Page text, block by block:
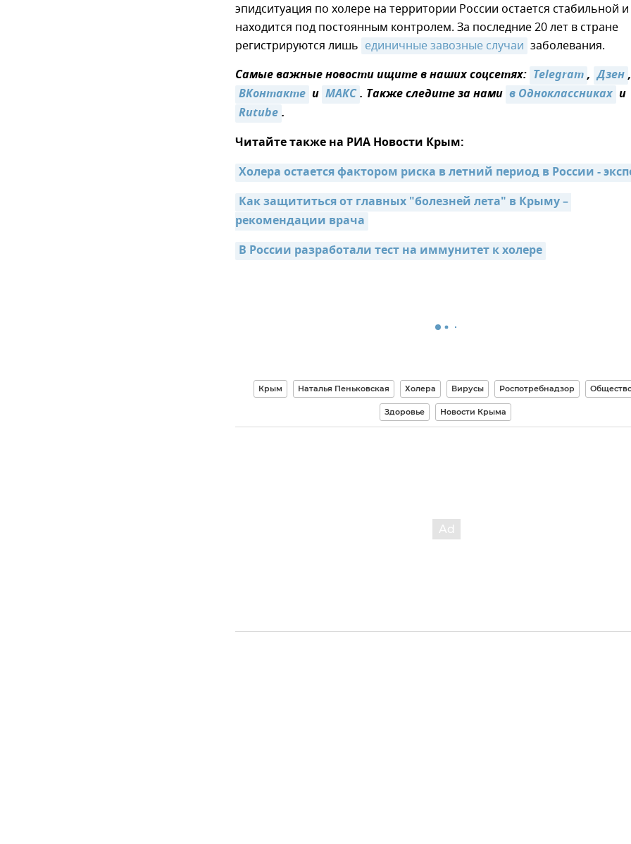
эпидситуация по холере на территории России остается стабильной и
находится под постоянным контролем. За последние 20 лет в стране
регистрируются лишь единичные завозные случаи заболевания.
Самые важные новости ищите в наших соцсетях: Telegram, Дзен,
ВКонтакте и МАКС. Также следите за нами в Одноклассниках и
Rutube.
Читайте также на РИА Новости Крым:
Холера остается фактором риска в летний период в России -
Как защититься от главных "болезней лета" в Крыму –
рекомендации врача
В России разработали тест на иммунитет к холере
Крым Наталья Пеньковская Холера Вирусы Роспотребнадзор
Здоровье Новости Крыма